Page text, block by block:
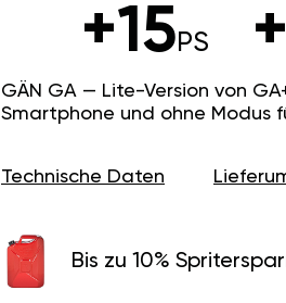
+15PS
GÄN GA — Lite-Version von
Smartphone und ohne Modus
Technische Daten
Bis zu 10%